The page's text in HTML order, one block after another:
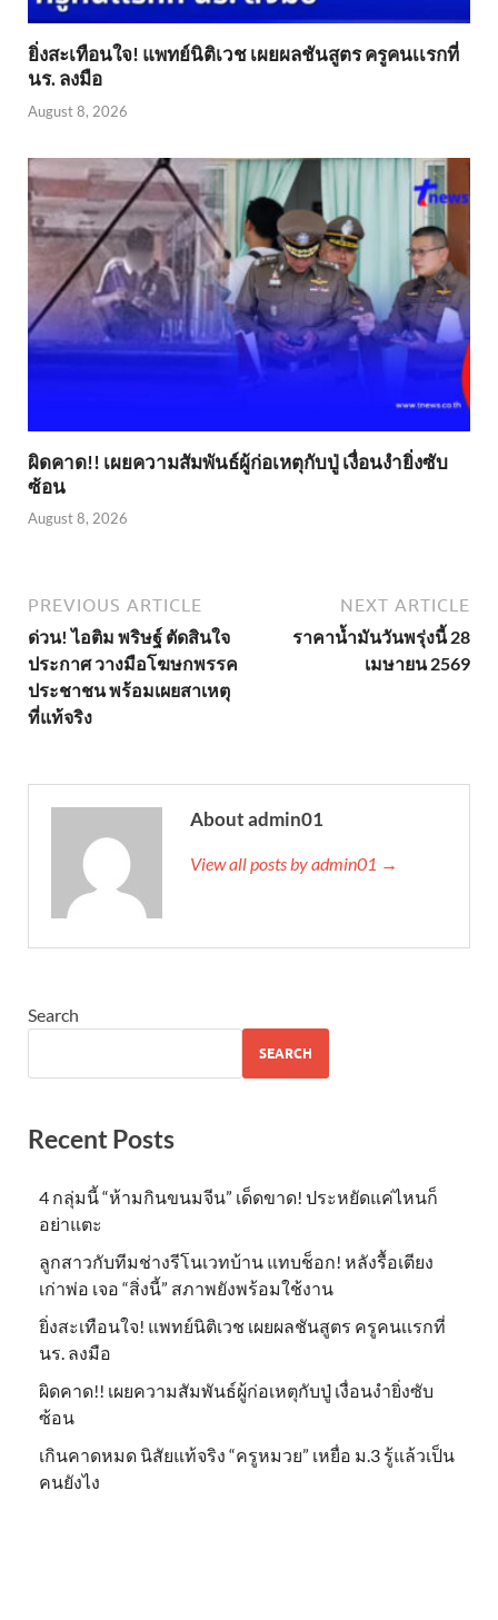
ยิ่งสะเทือนใจ! แพทย์นิติเวช เผยผลชันสูตร ครูคนเเรกที่
นร. ลงมือ
August 8, 2026
ผิดคาด!! เผยความสัมพันธ์ผู้ก่อเหตุกับปู่ เงื่อนงำยิ่งซับ
ซ้อน
August 8, 2026
PREVIOUS ARTICLE
ด่วน! ไอติม พริษฐ์ ตัดสินใจ
ประกาศ วางมือโฆษกพรรค
ประชาชน พร้อมเผยสาเหตุ
ที่แท้จริง
NEXT ARTICLE
ราคาน้ำมันวันพรุ่งนี้ 28
เมษายน 2569
About admin01
View all posts by admin01 →
Search
SEARCH
Recent Posts
4 กลุ่มนี้ “ห้ามกินขนมจีน” เด็ดขาด! ประหยัดแค่ไหนก็
อย่าแตะ
ลูกสาวกับทีมช่างรีโนเวทบ้าน แทบช็อก! หลังรื้อเตียง
เก่าพ่อ เจอ “สิ่งนี้” สภาพยังพร้อมใช้งาน
ยิ่งสะเทือนใจ! แพทย์นิติเวช เผยผลชันสูตร ครูคนเเรกที่
นร. ลงมือ
ผิดคาด!! เผยความสัมพันธ์ผู้ก่อเหตุกับปู่ เงื่อนงำยิ่งซับ
ซ้อน
เกินคาดหมด นิสัยแท้จริง “ครูหมวย” เหยื่อ ม.3 รู้แล้วเป็น
คนยังไง